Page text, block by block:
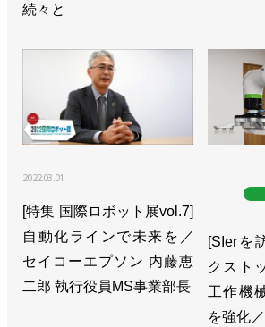
用を容易に／安川電機
>>富士通とNVIDIAが連携、安川
ボへ適用も
>>省スペース・ロングリーチの小
／安川電機
>>米国ウィスコンシン州に新拠点設
>>高重量化・密集化に対応した自
ットを開発／安川電機
>>25年２月期は受注伸びず減収減
続々と
2022.03.01
[特集 国際ロボット展vol.7]
自動化ラインで未来を／
セイコーエプソン 内藤恵
二郎 執行役員MS事業部長
[SIerを
クスト
工作機
を強化